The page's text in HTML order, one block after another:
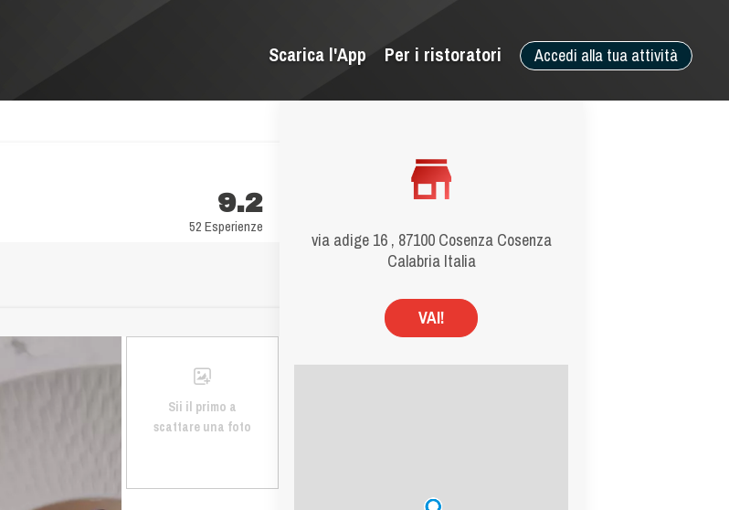
Accedi alla tua attività
Per i ristoratori
Scarica l'App
via adige 16 , 87100 Cosenza Cosenza
Calabria Italia
VAI!
9.2
52 Esperienze
Sii il primo a
scattare una foto